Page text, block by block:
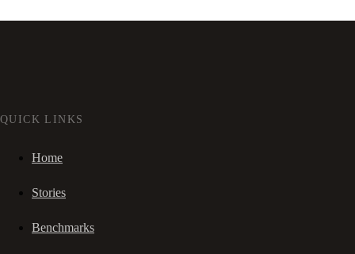
QUICK LINKS
Home
Stories
Benchmarks